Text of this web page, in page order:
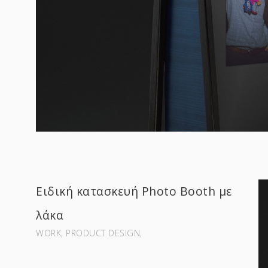
Ειδική κατασκευή Photo Booth με
λάκα
WORK‚ PRODUCT DESIGN‚